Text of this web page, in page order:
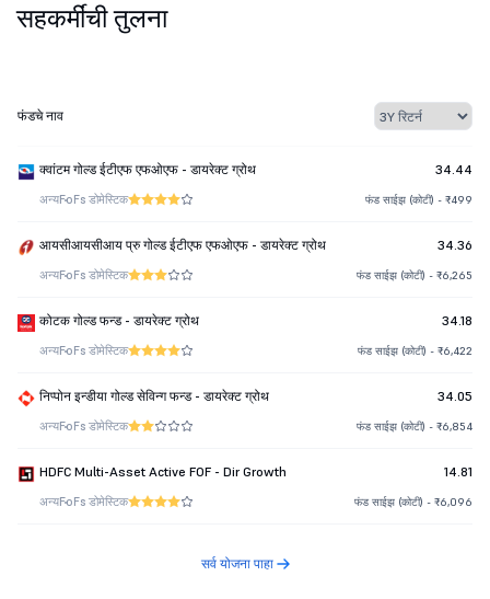
सहकर्मींची तुलना
फंडचे नाव
क्वांटम गोल्ड ईटीएफ एफओएफ - डायरेक्ट ग्रोथ 34.44
अन्यFoFs डोमेस्टिक फंड साईझ (कोटी) - ₹499
आयसीआयसीआय प्रु गोल्ड ईटीएफ एफओएफ - डायरेक्ट ग्रोथ 34.36
अन्यFoFs डोमेस्टिक फंड साईझ (कोटी) - ₹6,265
कोटक गोल्ड फन्ड - डायरेक्ट ग्रोथ 34.18
अन्यFoFs डोमेस्टिक फंड साईझ (कोटी) - ₹6,422
निप्पोन इन्डीया गोल्ड सेविन्ग फन्ड - डायरेक्ट ग्रोथ 34.05
अन्यFoFs डोमेस्टिक फंड साईझ (कोटी) - ₹6,854
HDFC Multi-Asset Active FOF - Dir Growth 14.81
अन्यFoFs डोमेस्टिक फंड साईझ (कोटी) - ₹6,096
सर्व योजना पाहा